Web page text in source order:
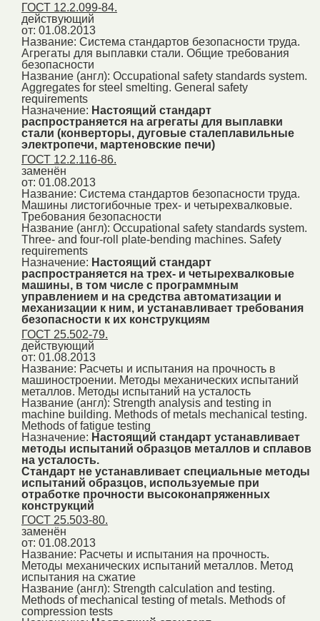
ГОСТ 12.2.099-84.
действующий
от: 01.08.2013
Название: Система стандартов безопасности труда.
Агрегаты для выплавки стали. Общие требования
безопасности
Название (англ): Occupational safety standards system.
Aggregates for steel smelting. General safety
requirements
Назначение: Настоящий стандарт
распространяется на агрегаты для выплавки
стали (конверторы, дуговые сталеплавильные
электропечи, мартеновские печи)
ГОСТ 12.2.116-86.
заменён
от: 01.08.2013
Название: Система стандартов безопасности труда.
Машины листогибочные трех- и четырехвалковые.
Требования безопасности
Название (англ): Occupational safety standards system.
Three- and four-roll plate-bending machines. Safety
requirements
Назначение: Настоящий стандарт
распространяется на трех- и четырехвалковые
машины, в том числе с программным
управлением и на средства автоматизации и
механизации к ним, и устанавливает требования
безопасности к их конструкциям
ГОСТ 25.502-79.
действующий
от: 01.08.2013
Название: Расчеты и испытания на прочность в
машиностроении. Методы механических испытаний
металлов. Методы испытаний на усталость
Название (англ): Strength analysis and testing in
machine building. Methods of metals mechanical testing.
Methods of fatigue testing
Назначение: Настоящий стандарт устанавливает
методы испытаний образцов металлов и сплавов
на усталость.
Стандарт не устанавливает специальные методы
испытаний образцов, используемые при
отработке прочности высоконапряженных
конструкций
ГОСТ 25.503-80.
заменён
от: 01.08.2013
Название: Расчеты и испытания на прочность.
Методы механических испытаний металлов. Метод
испытания на сжатие
Название (англ): Strength calculation and testing.
Methods of mechanical testing of metals. Methods of
compression tests